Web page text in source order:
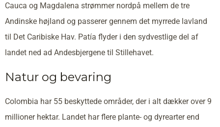
Cauca og Magdalena strømmer nordpå mellem de tre
Andinske højland og passerer gennem det myrrede lavland
til Det Caribiske Hav. Patía flyder i den sydvestlige del af
landet ned ad Andesbjergene til Stillehavet.
Natur og bevaring
Colombia har 55 beskyttede områder, der i alt dækker over 9
millioner hektar. Landet har flere plante- og dyrearter end